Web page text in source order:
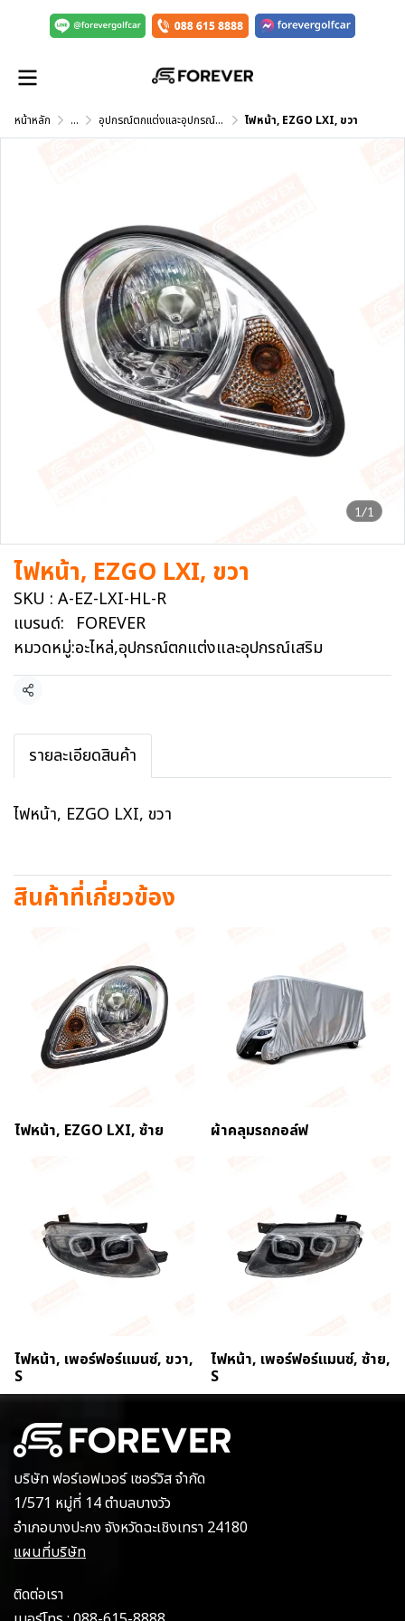
หน้าหลัก ... อุปกรณ์ตกแต่งและอุปกรณ์เสริม ไฟหน้า, EZGO LXI, ขวา
1/1
ไฟหน้า, EZGO LXI, ขวา
SKU : A-EZ-LXI-HL-R
แบรนด์: FOREVER
หมวดหมู่:อะไหล่,อุปกรณ์ตกแต่งและอุปกรณ์เสริม
แชร์
รายละเอียดสินค้า
ไฟหน้า, EZGO LXI, ขวา
สินค้าที่เกี่ยวข้อง
ไฟหน้า, EZGO LXI, ซ้าย ผ้าคลุมรถกอล์ฟ
ไฟหน้า, เพอร์ฟอร์แมนซ์, ขวา,
S
ไฟหน้า, เพอร์ฟอร์แมนซ์, ซ้าย,
S
บริษัท ฟอร์เอฟเวอร์ เซอร์วิส จำกัด
1/571 หมู่ที่ 14 ตำบลบางวัว
อำเภอบางปะกง จังหวัดฉะเชิงเทรา 24180
แผนที่บริษัท
ติดต่อเรา